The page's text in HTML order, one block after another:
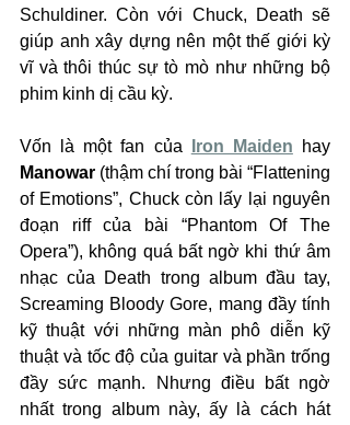
Schuldiner. Còn với Chuck, Death sẽ
giúp anh xây dựng nên một thế giới kỳ
vĩ và thôi thúc sự tò mò như những bộ
phim kinh dị cầu kỳ.
Vốn là một fan của Iron Maiden
Manowar (thậm chí trong bài “Flattening
of Emotions”, Chuck còn lấy lại nguyên
đoạn riff của bài “Phantom Of The
Opera”), không quá bất ngờ khi thứ âm
nhạc của Death trong album đầu tay,
Screaming Bloody Gore, mang đầy tính
kỹ thuật với những màn phô diễn kỹ
thuật và tốc độ của guitar và phần trống
đầy sức mạnh. Nhưng điều bất ngờ
nhất trong album này, ấy là cách hát